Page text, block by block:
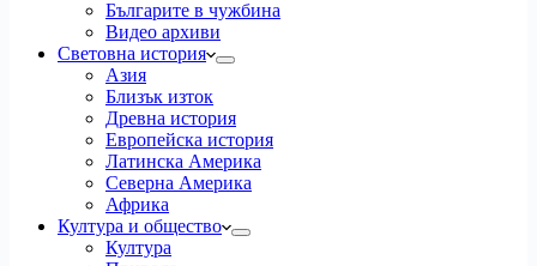
Българите в чужбина
Видео архиви
Световна история
Азия
Близък изток
Древна история
Европейска история
Латинска Америка
Северна Америка
Африка
Култура и общество
Култура